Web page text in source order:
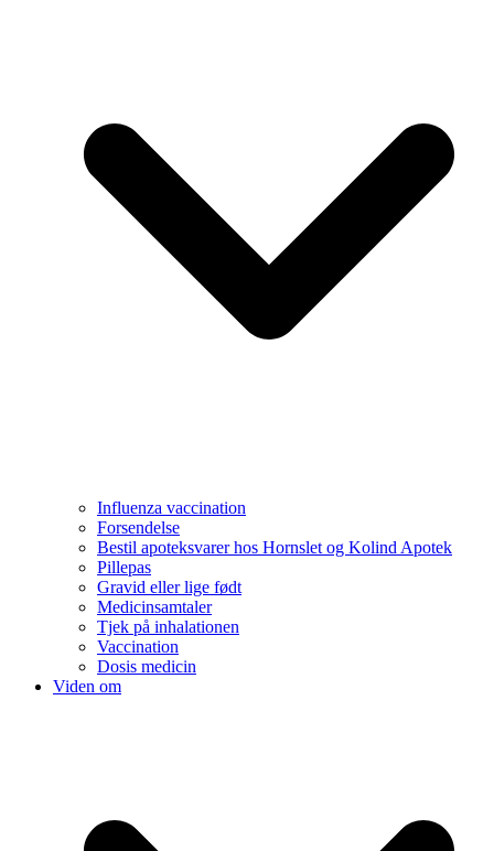
Influenza vaccination
Forsendelse
Bestil apoteksvarer hos Hornslet og Kolind Apotek
Pillepas
Gravid eller lige født
Medicinsamtaler
Tjek på inhalationen
Vaccination
Dosis medicin
Viden om